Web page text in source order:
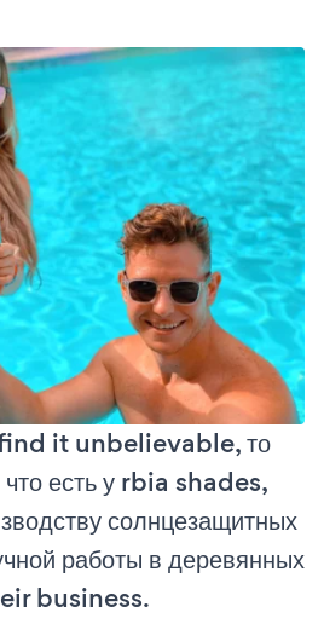
it unbelievable, то
есть у rbia shades,
солнцезащитных
работы в деревянных
business.